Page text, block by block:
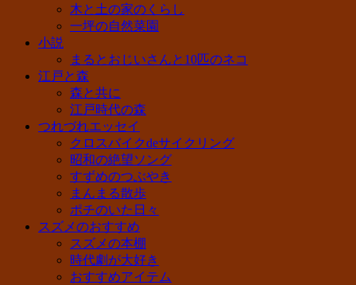
木と土の家のくらし
一坪の自然菜園
小説
まるとおじいさんと10匹のネコ
江戸と森
森と共に
江戸時代の森
つれづれエッセイ
クロスバイクdeサイクリング
昭和の絶望ソング
すずめのつぶやき
まんまる散歩
ポチのいた日々
スズメのおすすめ
スズメの本棚
時代劇が大好き
おすすめアイテム